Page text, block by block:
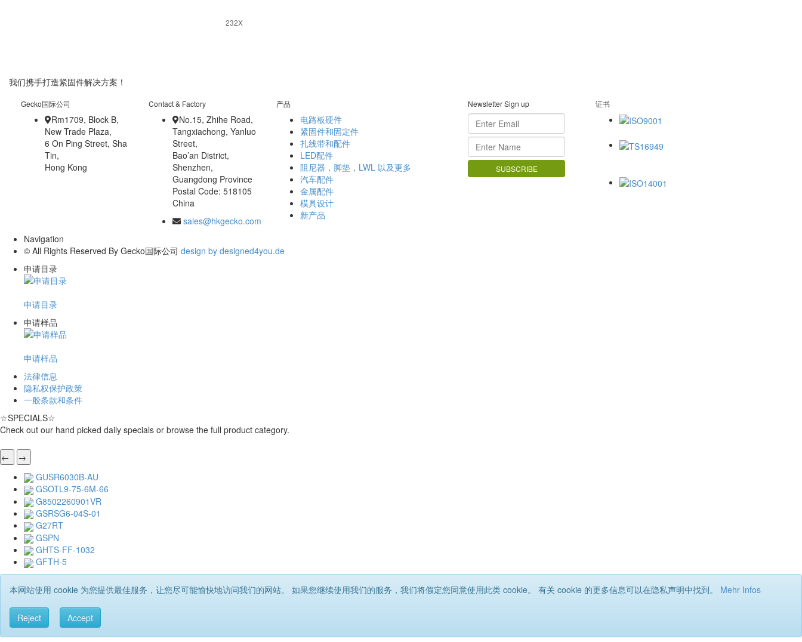
232X
我们携手打造紧固件解决方案！
Gecko国际公司
Rm1709, Block B,
New Trade Plaza,
6 On Ping Street, Sha
Tin,
Hong Kong
Contact & Factory
No.15, Zhihe Road,
Tangxiachong, Yanluo
Street,
Bao’an District,
Shenzhen,
Guangdong Province
Postal Code: 518105
China
sales@hkgecko.com
产品
电路板硬件
紧固件和固定件
扎线带和配件
LED配件
阻尼器，脚垫，LWL 以及更多
汽车配件
金属配件
模具设计
新产品
Newsletter Sign up 证书
Navigation
© All Rights Reserved By Gecko国际公司 design by designed4you.de
申请目录
申请目录
申请样品
申请样品
法律信息
隐私权保护政策
一般条款和条件
☆SPECIALS☆
Check out our hand picked daily specials or browse the full product category.
←
→
GUSR6030B-AU
GSOTL9-75-6M-66
G8502260901VR
GSRSG6-04S-01
G27RT
GSPN
GHTS-FF-1032
GFTH-5
本网站使用 cookie 为您提供最佳服务，让您尽可能愉快地访问我们的网站。 如果您继续使用我们的服务，我们将假定您同意使用此类 cookie。 有关 cookie 的更多信息可以在隐私声明中找到。 Mehr Infos
Reject Accept